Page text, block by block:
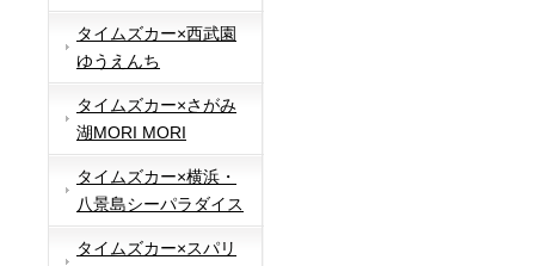
タイムズカー×西武園
ゆうえんち
タイムズカー×さがみ
湖MORI MORI
タイムズカー×横浜・
八景島シーパラダイス
タイムズカー×スパリ